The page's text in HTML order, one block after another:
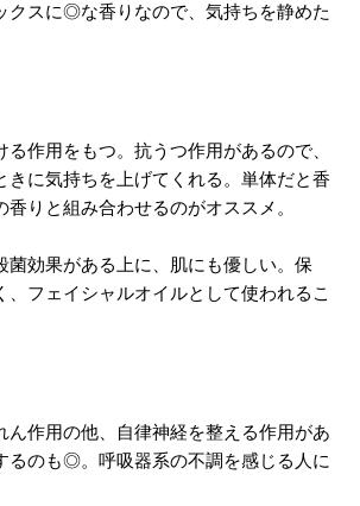
クスに◎な香りなので、気持ちを静めた
作用をもつ。抗うつ作用があるので、
きに気持ちを上げてくれる。単体だと香
香りと組み合わせるのがオススメ。
菌効果がある上に、肌にも優しい。保
、フェイシャルオイルとして使われるこ
ん作用の他、自律神経を整える作用があ
るのも◎。呼吸器系の不調を感じる人に